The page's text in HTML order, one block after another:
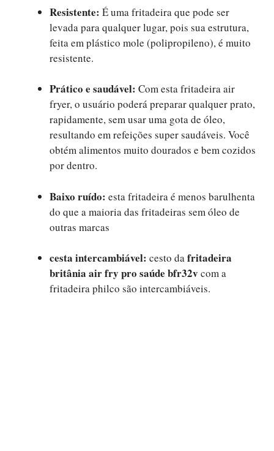
Resistente: É uma fritadeira que pode ser
levada para qualquer lugar, pois sua estrutura,
feita em plástico mole (polipropileno), é muito
resistente.
Prático e saudável: Com esta fritadeira air
fryer, o usuário poderá preparar qualquer prato,
rapidamente, sem usar uma gota de óleo,
resultando em refeições super saudáveis. Você
obtém alimentos muito dourados e bem cozidos
por dentro.
Baixo ruído: esta fritadeira é menos barulhenta
do que a maioria das fritadeiras sem óleo de
outras marcas
cesta intercambiável: cesto dafritadeira
britânia air fry pro saúde bfr32vcom a
fritadeira philco são intercambiáveis.